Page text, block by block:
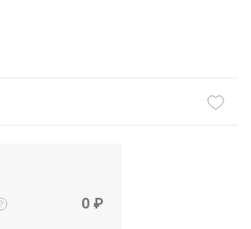
0 ₽